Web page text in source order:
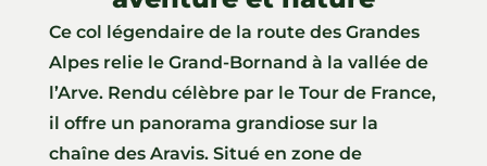
Ce col légendaire de la route des Grandes
Alpes relie le Grand-Bornand à la vallée de
l’Arve. Rendu célèbre par le Tour de France,
il offre un panorama grandiose sur la
chaîne des Aravis. Situé en zone de